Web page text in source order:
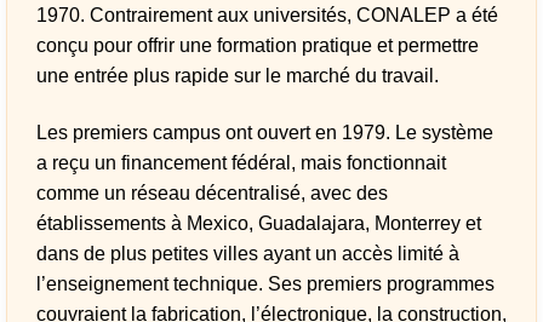
1970. Contrairement aux universités, CONALEP a été
conçu pour offrir une formation pratique et permettre
une entrée plus rapide sur le marché du travail.
Les premiers campus ont ouvert en 1979. Le système
a reçu un financement fédéral, mais fonctionnait
comme un réseau décentralisé, avec des
établissements à Mexico, Guadalajara, Monterrey et
dans de plus petites villes ayant un accès limité à
l’enseignement technique. Ses premiers programmes
couvraient la fabrication, l’électronique, la construction,